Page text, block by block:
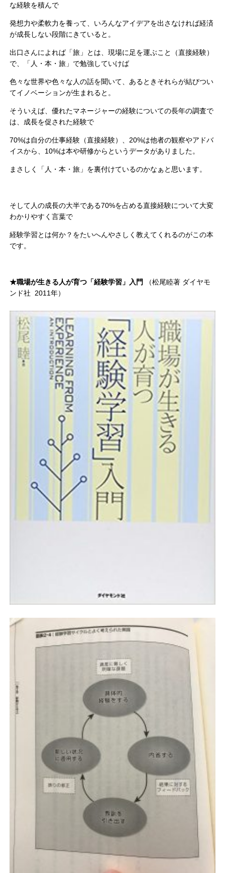
な経験を積んで
発想力や柔軟力を養って、いろんなアイデアを出さなければ経済
が成長しない段階にきていると。
出口さんによれば「旅」とは、現場に足を運ぶこと（直接経験）
で、「人・本・旅」で勉強していけば
色々な世界や色々な人の話を聞いて、あるときそれらが結びつい
てイノベーションが生まれると。
そういえば、優れたマネージャーの経験についての長年の調査で
は、成長を促された経験で
70%は自分の仕事経験（直接経験）、20%は他者の観察やアドバ
イスから、10%は本や研修からというデータがありました。
まさしく「人・本・旅」を裏付けているのかなぁと思います。
そして人の成長の大半である70%を占める直接経験について大変
わかりやすく言葉で
経験学習とは何か？をたいへんやさしく教えてくれるのがこの本
です。
★職場が生きる人が育つ「経験学習」入門 （松尾睦著 ダイヤモ
ンド社 2011年）